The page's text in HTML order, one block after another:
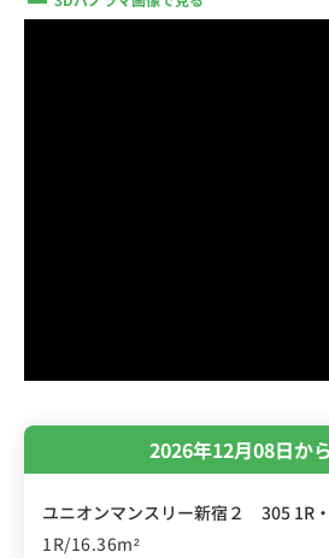
2026年12月08日か
ユニオンマンスリー新宿２ 305 1R
1R/16.36m²